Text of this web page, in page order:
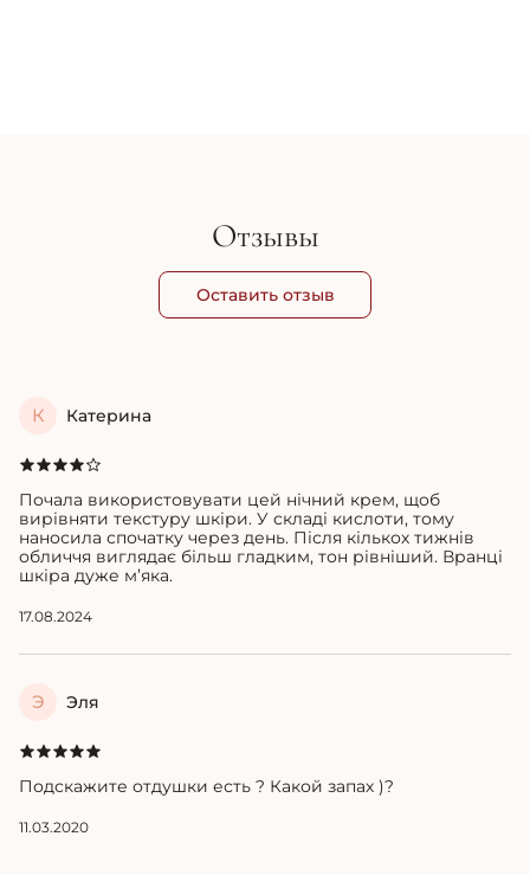
Отзывы
Оставить отзыв
К Катерина
Почала використовувати цей нічний крем, щоб
вирівняти текстуру шкіри. У складі кислоти, тому
наносила спочатку через день. Після кількох тижнів
обличчя виглядає більш гладким, тон рівніший. Вранці
шкіра дуже м’яка.
17.08.2024
Э Эля
Подскажите отдушки есть ? Какой запах )?
11.03.2020